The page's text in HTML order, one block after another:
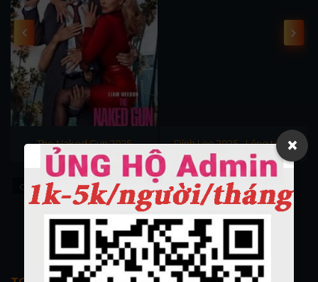
The Naked Gun 2025 Dính Lẹo 2025 - Lồng tiếng
Câu Chuyện Bất Tử The Immortal Story
×